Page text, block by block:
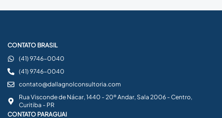
CONTATO BRASIL
(41) 9746-0040
(41) 9746-0040
contato@dallagnolconsultoria.com
Rua Visconde de Nácar, 1440 - 20º Andar, Sala 2006 - Centro,
Curitiba - PR
CONTATO PARAGUAI